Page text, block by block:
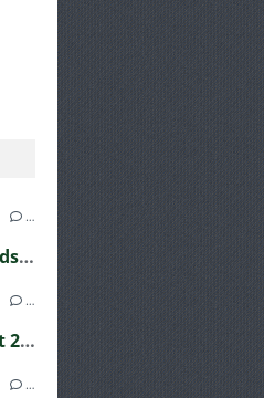
…
Nouveautés DVD et livres en grands caractères !
…
Horaires d'été à partir du 07 juillet 2026
…